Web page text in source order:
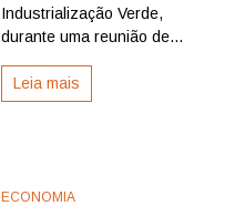
Industrialização Verde,
durante uma reunião de...
Leia mais
ECONOMIA